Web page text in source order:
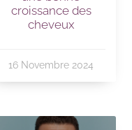
croissance des
cheveux
16 Novembre 2024